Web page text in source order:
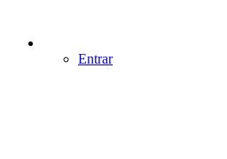
Entrar